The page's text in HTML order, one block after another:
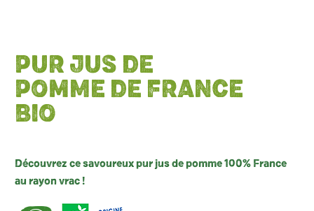
PUR JUS DE
POMME DE FRANCE
BIO
Découvrez ce savoureux pur jus de pomme 100% France
au rayon vrac !